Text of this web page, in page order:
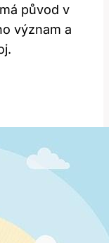
původ v
význam a